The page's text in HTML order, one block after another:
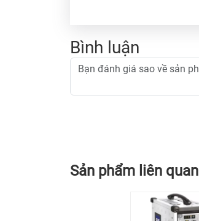
Bình luận
Sản phẩm liên quan